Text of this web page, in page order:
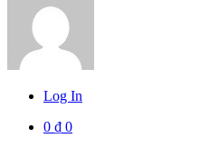
Log In
0 ₫ 0